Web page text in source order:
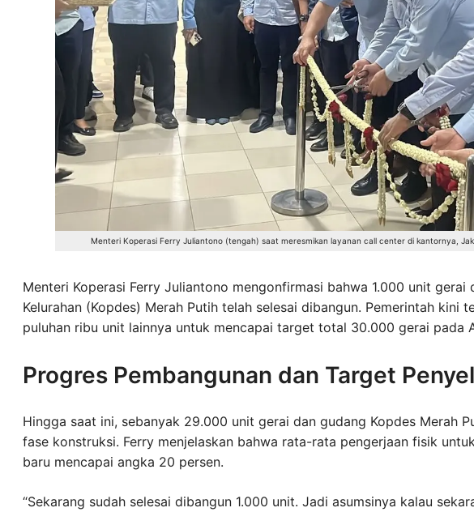
Menteri Koperasi Ferry Juliantono (tengah) saat meresmikan layanan call center di kantornya,
Menteri Koperasi Ferry Juliantono mengonfirmasi bahwa 1.000 unit gerai
Kelurahan (Kopdes) Merah Putih telah selesai dibangun. Pemerintah kini
puluhan ribu unit lainnya untuk mencapai target total 30.000 gerai pada
Progres Pembangunan dan Target
Hingga saat ini, sebanyak 29.000 unit gerai dan gudang Kopdes Merah
fase konstruksi. Ferry menjelaskan bahwa rata-rata pengerjaan fisik
baru mencapai angka 20 persen.
“Sekarang sudah selesai dibangun 1.000 unit. Jadi asumsinya kalau